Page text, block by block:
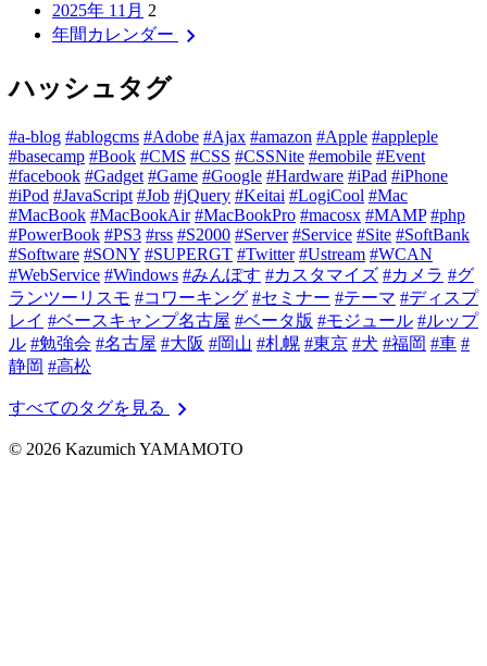
2025年 11月 2
年間カレンダー
chevron_right
ハッシュタグ
#a-blog #ablogcms #Adobe #Ajax #amazon #Apple #appleple
#basecamp #Book #CMS #CSS #CSSNite #emobile #Event
#facebook #Gadget #Game #Google #Hardware #iPad #iPhone
#iPod #JavaScript #Job #jQuery #Keitai #LogiCool #Mac
#MacBook #MacBookAir #MacBookPro #macosx #MAMP #php
#PowerBook #PS3 #rss #S2000 #Server #Service #Site #SoftBank
#Software #SONY #SUPERGT #Twitter #Ustream #WCAN
#WebService #Windows #みんぽす #カスタマイズ #カメラ #グ
ランツーリスモ #コワーキング #セミナー #テーマ #ディスプ
レイ #ベースキャンプ名古屋 #ベータ版 #モジュール #ルップ
ル #勉強会 #名古屋 #大阪 #岡山 #札幌 #東京 #犬 #福岡 #車 #
静岡 #高松
すべてのタグを見る chevron_right
© 2026 Kazumich YAMAMOTO